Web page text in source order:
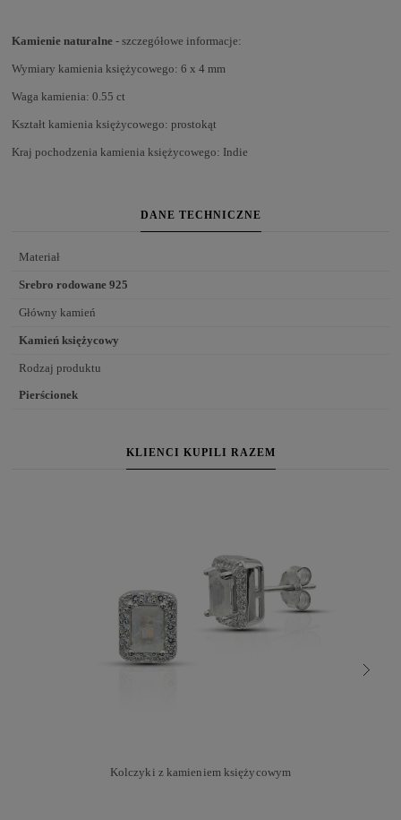
Kamienie naturalne - szczegółowe informacje:
Wymiary kamienia księżycowego: 6 x 4 mm
Waga kamienia: 0.55 ct
Kształt kamienia księżycowego: prostokąt
Kraj pochodzenia kamienia księżycowego: Indie
DANE TECHNICZNE
Materiał
Srebro rodowane 925
Główny kamień
Kamień księżycowy
Rodzaj produktu
Pierścionek
KLIENCI KUPILI RAZEM
Kolczyki z kamieniem księżycowym